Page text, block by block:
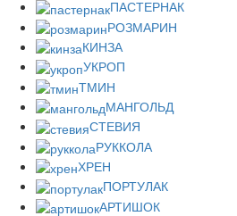
ПАСТЕРНАК
РОЗМАРИН
КИНЗА
УКРОП
ТМИН
МАНГОЛЬД
СТЕВИЯ
РУККОЛА
ХРЕН
ПОРТУЛАК
АРТИШОК